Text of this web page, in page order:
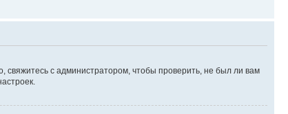
свяжитесь с администратором, чтобы проверить, не был ли вам